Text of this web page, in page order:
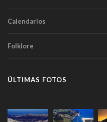
Calendarios
Folklore
ÚLTIMAS FOTOS